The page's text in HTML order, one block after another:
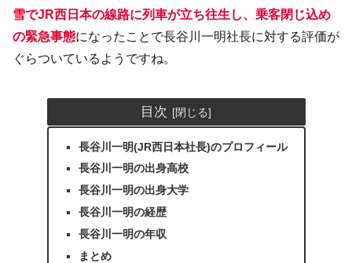
雪でJR西日本の線路に列車が立ち往生し、乗客閉じ込め
の緊急事態になったことで長谷川一明社長に対する評価が
ぐらついているようですね。
目次
長谷川一明(JR西日本社長)のプロフィール
長谷川一明の出身高校
長谷川一明の出身大学
長谷川一明の経歴
長谷川一明の年収
まとめ